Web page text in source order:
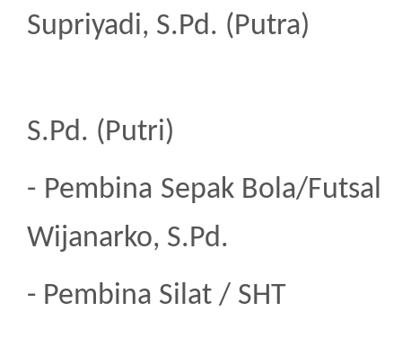
Supriyadi, S.Pd. (Putra)
S.Pd. (Putri)
- Pembina
Wijanarko, S.Pd.
- Pembina